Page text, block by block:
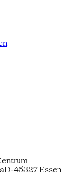
D-45327 Essen